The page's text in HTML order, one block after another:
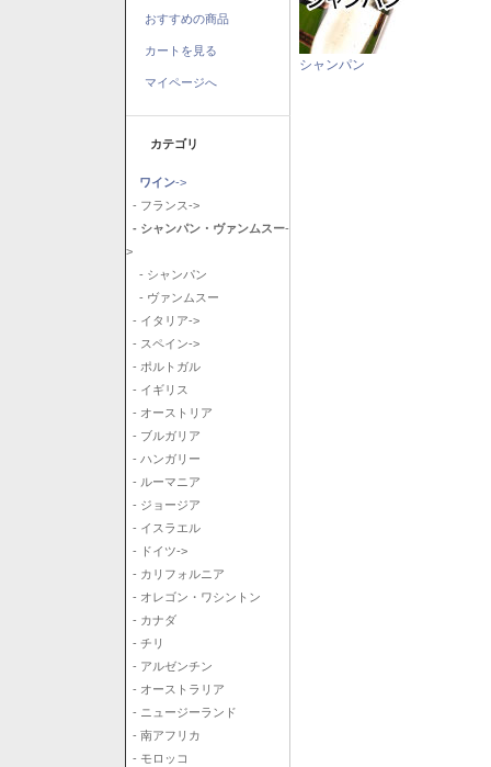
おすすめの商品
カートを見る
マイページへ
カテゴリ
ワイン->
- フランス->
- シャンパン・ヴァンムスー-
>
- シャンパン
- ヴァンムスー
- イタリア->
- スペイン->
- ポルトガル
- イギリス
- オーストリア
- ブルガリア
- ハンガリー
- ルーマニア
- ジョージア
- イスラエル
- ドイツ->
- カリフォルニア
- オレゴン・ワシントン
- カナダ
- チリ
- アルゼンチン
- オーストラリア
- ニュージーランド
- 南アフリカ
- モロッコ
シャンパン